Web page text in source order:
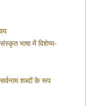
भाषा में विशेष्य-
शब्दों के रूप